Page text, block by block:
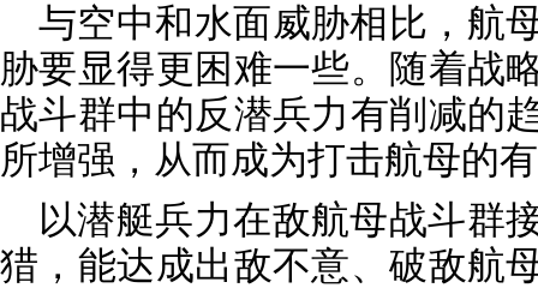
与空中和水面威胁相比，航
胁要显得更困难一些。随着战
战斗群中的反潜兵力有削减的
所增强，从而成为打击航母的
以潜艇兵力在敌航母战斗群
猎，能达成出敌不意、破敌航